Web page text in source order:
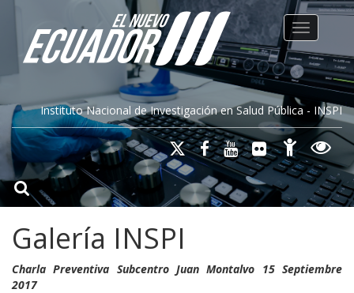
Instituto Nacional de Investigación en Salud Pública - INSPI
Toggle
Galería INSPI
Charla Preventiva Subcentro Juan Montalvo 15 Septiembre
2017